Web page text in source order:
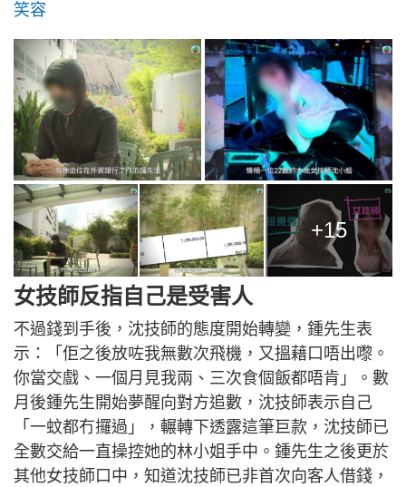
笑容
+15
女技師反指自己是受害人
不過錢到手後，沈技師的態度開始轉變，鍾先生表
示：「佢之後放咗我無數次飛機，又搵藉口唔出嚟。
你當交戲、一個月見我兩、三次食個飯都唔肯」。數
月後鍾先生開始夢醒向對方追數，沈技師表示自己
「一蚊都冇攞過」，輾轉下透露這筆巨款，沈技師已
全數交給一直操控她的林小姐手中。鍾先生之後更於
其他女技師口中，知道沈技師已非首次向客人借錢，